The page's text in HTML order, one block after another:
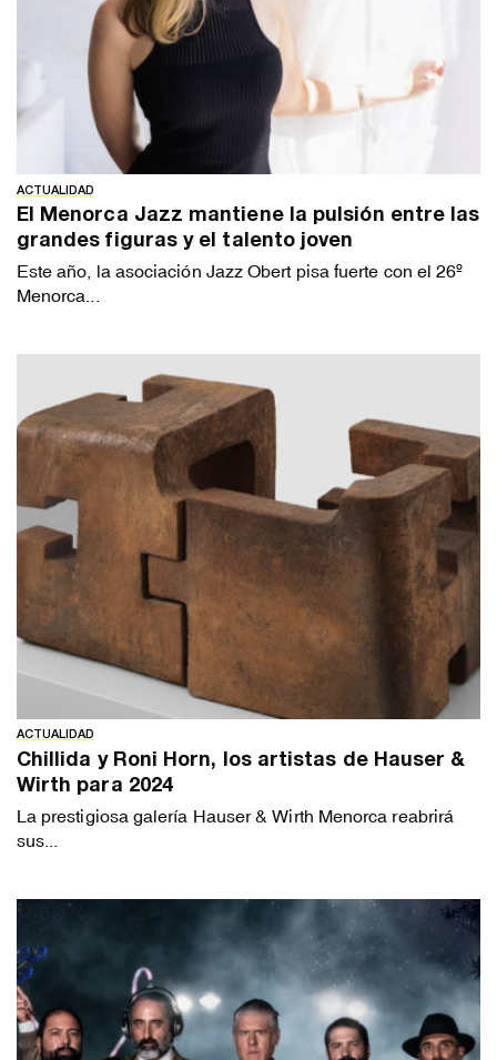
ACTUALIDAD
El Menorca Jazz mantiene la pulsión entre las
grandes figuras y el talento joven
Este año, la asociación Jazz Obert pisa fuerte con el 26º
Menorca...
ACTUALIDAD
Chillida y Roni Horn, los artistas de Hauser &
Wirth para 2024
La prestigiosa galería Hauser & Wirth Menorca reabrirá
sus...